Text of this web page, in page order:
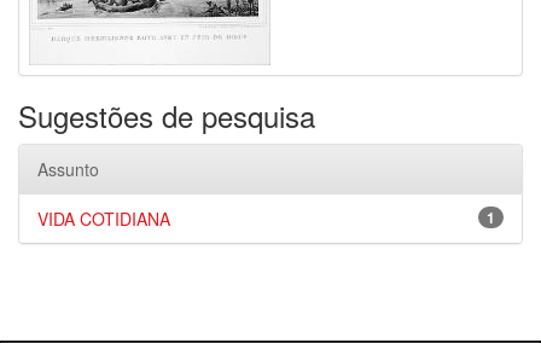
Sugestões de pesquisa
Assunto
1
VIDA COTIDIANA